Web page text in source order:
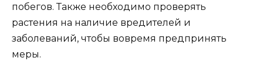
побегов. Также необходимо проверять
растения на наличие вредителей и
заболеваний, чтобы вовремя предпринять
меры.